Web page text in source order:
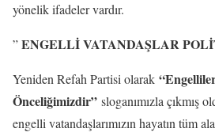
yönelik ifadeler vardır.
”ENGELLİ VATANDAŞLAR
Yeniden Refah Partisi olarak
Önceliğimizdir” sloganımızla çıkmış
engelli vatandaşlarımızın hayatın tüm